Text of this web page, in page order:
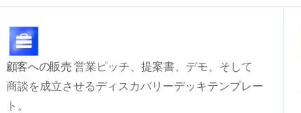
顧客への販売 営業ピッチ、提案書、デモ、そして
商談を成立させるディスカバリーデッキテンプレー
ト。